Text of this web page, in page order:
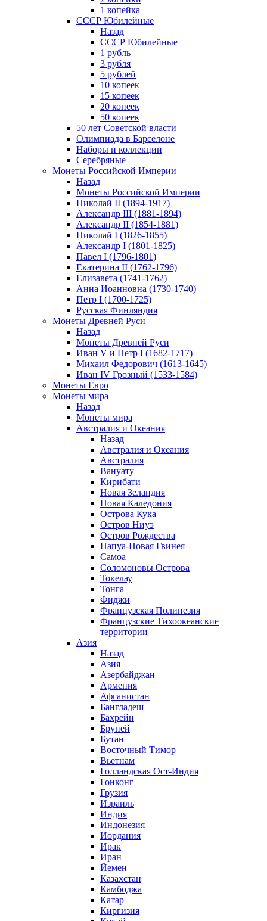
1 копейка
СССР Юбилейные
Назад
СССР Юбилейные
1 рубль
3 рубля
5 рублей
10 копеек
15 копеек
20 копеек
50 копеек
50 лет Советской власти
Олимпиада в Барселоне
Наборы и коллекции
Серебряные
Монеты Российской Империи
Назад
Монеты Российской Империи
Николай II (1894-1917)
Александр III (1881-1894)
Александр II (1854-1881)
Николай I (1826-1855)
Александр I (1801-1825)
Павел I (1796-1801)
Екатерина II (1762-1796)
Елизавета (1741-1762)
Анна Иоанновна (1730-1740)
Петр I (1700-1725)
Русская Финляндия
Монеты Древней Руси
Назад
Монеты Древней Руси
Иван V и Петр I (1682-1717)
Михаил Федорович (1613-1645)
Иван IV Грозный (1533-1584)
Монеты Евро
Монеты мира
Назад
Монеты мира
Австралия и Океания
Назад
Австралия и Океания
Австралия
Вануату
Кирибати
Новая Зеландия
Новая Каледония
Острова Кука
Остров Ниуэ
Остров Рождества
Папуа-Новая Гвинея
Самоа
Соломоновы Острова
Токелау
Тонга
Фиджи
Французская Полинезия
Французские Тихоокеанские
территории
Азия
Назад
Азия
Азербайджан
Армения
Афганистан
Бангладеш
Бахрейн
Бруней
Бутан
Восточный Тимор
Вьетнам
Голландская Ост-Индия
Гонконг
Грузия
Израиль
Индия
Индонезия
Иордания
Ирак
Иран
Йемен
Казахстан
Камбоджа
Катар
Киргизия